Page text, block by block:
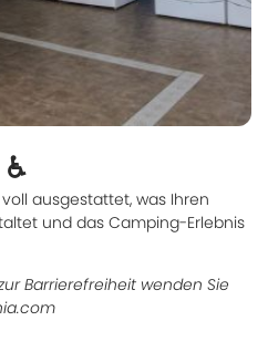
ausgestattet, was Ihren
und das Camping-Erlebnis
Barrierefreiheit wenden Sie